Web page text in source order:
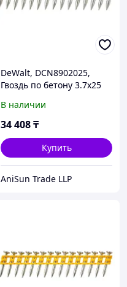
DeWalt, DCN8902025,
Гвоздь по бетону 3.7х25
В наличии
34 408₸
Купить
AniSun Trade LLP